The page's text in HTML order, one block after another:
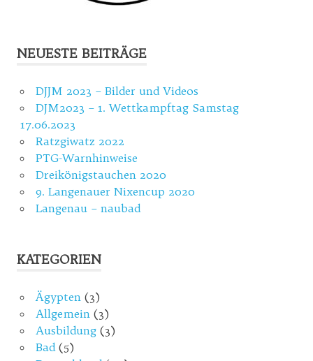
NEUESTE BEITRÄGE
DJJM 2023 – Bilder und Videos
DJM2023 – 1. Wettkampftag Samstag
17.06.2023
Ratzgiwatz 2022
PTG-Warnhinweise
Dreikönigstauchen 2020
9. Langenauer Nixencup 2020
Langenau – naubad
KATEGORIEN
Ägypten(3)
Allgemein(3)
Ausbildung(3)
Bad(5)